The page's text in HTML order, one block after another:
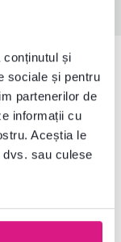
conținutul și
sociale și pentru
partenerilor de
informații cu
Aceștia le
dvs. sau culese